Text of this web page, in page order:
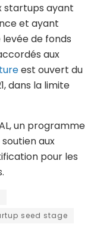
startups ayant
et ayant
de fonds
aux
est ouvert du
dans la limite
un programme
aux
pour les
seed stage